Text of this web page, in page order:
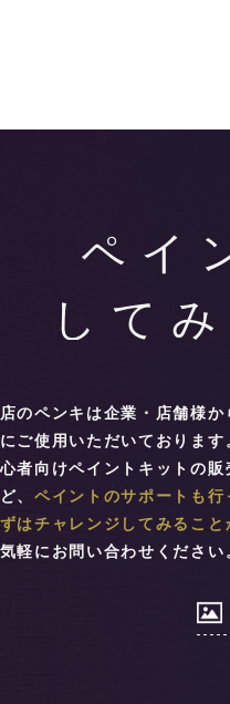
のペンキは企業・店舗様
ご使用いただいております
者向けペイントキットの
、ペイントのサポートも行
はチャレンジしてみるこ
軽にお問い合わせください